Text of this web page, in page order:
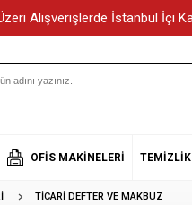
Alışverişlerde İstanbul İçi
OFIS MAKINELERI
TICARI DEFTER VE MAKBUZ